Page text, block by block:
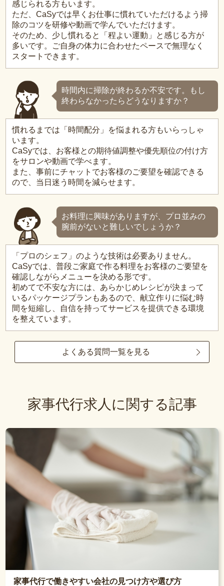
感じられる方もいます。
ただ、CaSyでは早くお仕事に慣れていただけるよう掃
除のコツを研修や動画で学んでいただけます。
そのため、少し慣れると「程よい運動」と感じる方が
多いです。ご自身の体力に合わせたペースで無理なく
スタートできます。
時間内に掃除が終わるか不安です。もし
終わらなかったらどうなりますか？
慣れるまでは「時間配分」を悩まれる方もいらっしゃ
います。
CaSyでは、お客様との期待値調整や優先順位の付け方
をサロンや動画で学べます。
また、事前にチャットでお客様のご要望を確認できる
ので、当日迷う時間を減らせます。
お料理に興味がありますが、プロ並みの
腕前がないと難しいでしょうか？
「プロのシェフ」のような技術は必要ありません。
CaSyでは、普段ご家庭で作る料理をお客様のご要望を
確認しながらメニューを決める形です。
初めてで不安な方には、あらかじめレシピが決まって
いるパッケージプランもあるので、献立作りに悩む時
間を短縮し、自信を持ってサービスを提供できる環境
を整えています。
よくある質問一覧を見る
家事代行求人に関する記事
家事代行で働きやすい会社の見つけ方や選び方